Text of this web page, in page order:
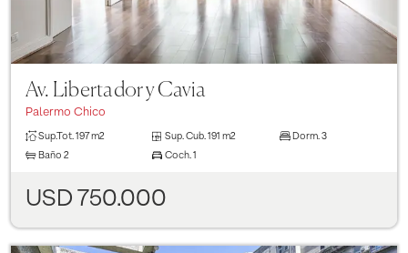
Av. Libertador y Cavia
Palermo Chico
Sup.Tot.197 m2 Sup. Cub. 191 m2 Dorm. 3
Baño 2 Coch. 1
USD 750.000